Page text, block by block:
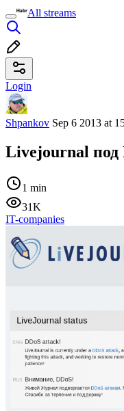
All streams
Login
Shpankov Sep 6 2013 at
Livejournal под
1 min
31K
IT-companies